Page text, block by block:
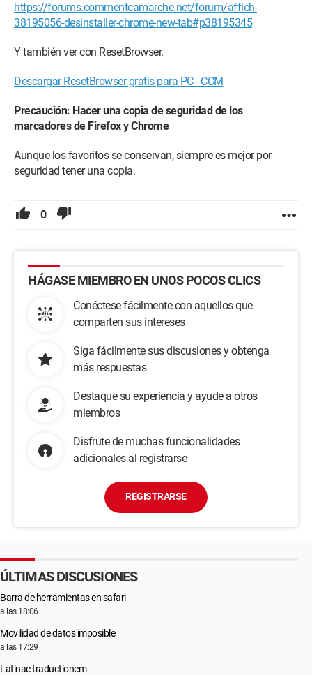
https://forums.commentcamarche.net/forum/affich-
38195056-desinstaller-chrome-new-tab#p38195345
Y también ver con ResetBrowser.
Descargar ResetBrowser gratis para PC - CCM
Precaución: Hacer una copia de seguridad de los
marcadores de Firefox y Chrome
Aunque los favoritos se conservan, siempre es mejor por
seguridad tener una copia.
0
HÁGASE MIEMBRO EN UNOS POCOS CLICS
Conéctese fácilmente con aquellos que
comparten sus intereses
Siga fácilmente sus discusiones y obtenga
más respuestas
Destaque su experiencia y ayude a otros
miembros
Disfrute de muchas funcionalidades
adicionales al registrarse
REGISTRARSE
ÚLTIMAS DISCUSIONES
Barra de herramientas en safari
a las 18:06
Movilidad de datos imposible
a las 17:29
Latinae traductionem